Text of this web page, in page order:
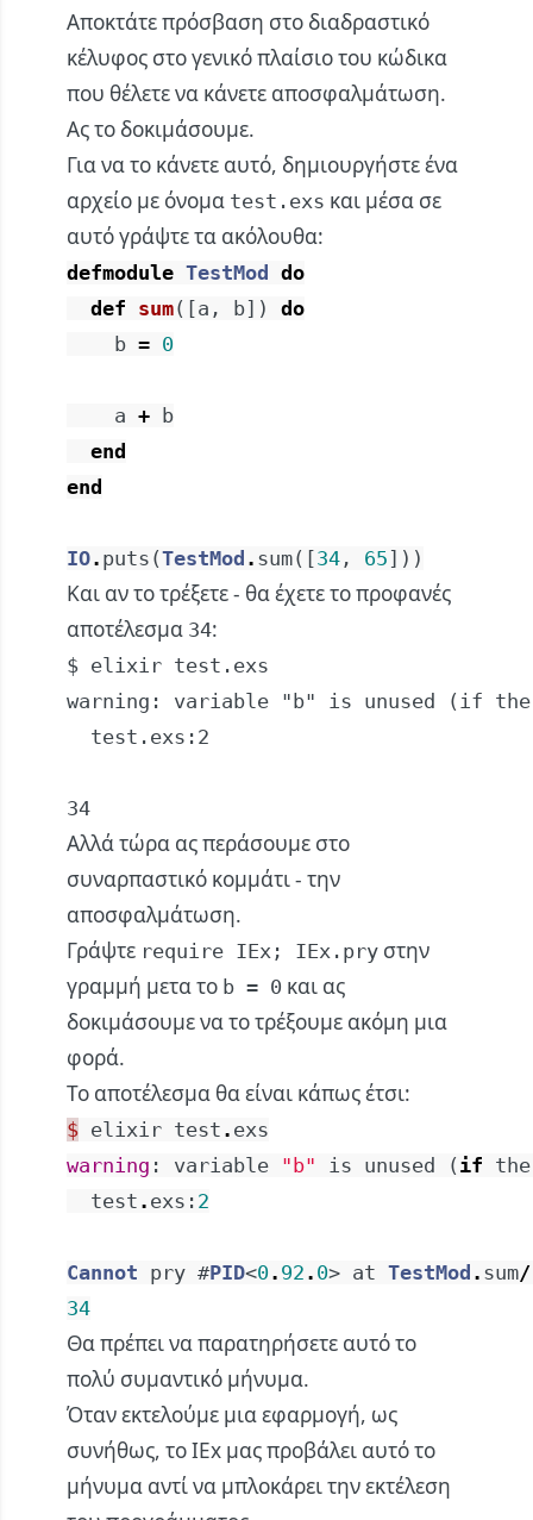
Αποκτάτε πρόσβαση στο διαδραστικό
κέλυφος στο γενικό πλαίσιο του κώδικα
που θέλετε να κάνετε αποσφαλμάτωση.
Ας το δοκιμάσουμε.
Για να το κάνετε αυτό, δημιουργήστε ένα
αρχείο με όνομα test.exs και μέσα σε
αυτό γράψτε τα ακόλουθα:
defmodule TestMod
do
def sum( [a , b] )
do
b = 0
a +
b
end
end
IO. puts (TestMod . sum( [34 , 65] ) )
Και αν το τρέξετε - θα έχετε το προφανές
αποτέλεσμα 34:
$ elixir test.exs
warning: variable "b" is unused (if
  test.exs:2
34
Αλλά τώρα ας περάσουμε στο
συναρπαστικό κομμάτι - την
αποσφαλμάτωση.
Γράψτε require IEx; IEx.pry στην
γραμμή μετα το b = 0 και ας
δοκιμάσουμε να το τρέξουμε ακόμη μια
φορά.
Το αποτέλεσμα θα είναι κάπως έτσι:
$ elixir test . exs
warning : variable "b" is unused ( if the
test . exs : 2
Cannot pry #PID<0. 92 . 0> at TestMod . sum/
34
Θα πρέπει να παρατηρήσετε αυτό το
πολύ συμαντικό μήνυμα.
Όταν εκτελούμε μια εφαρμογή, ως
συνήθως, το IEx μας προβάλει αυτό το
μήνυμα αντί να μπλοκάρει την εκτέλεση